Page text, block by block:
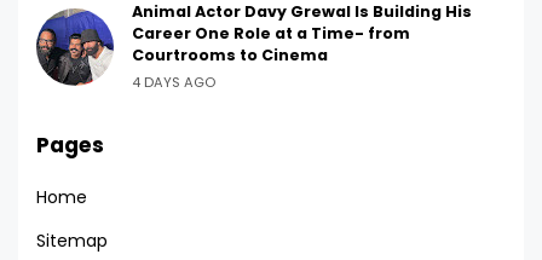
Animal Actor Davy Grewal Is Building His
Career One Role at a Time- from
Courtrooms to Cinema
4 DAYS AGO
Pages
Home
Sitemap